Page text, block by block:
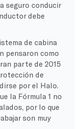
seguro conducir
debe
de cabina
pensaron como
parte de 2015
de
por el Halo.
la Fórmula 1 no
por lo que
son muy